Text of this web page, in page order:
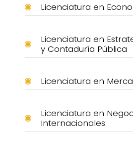
Licenciatura en
Licenciatura en
y Contaduría Pública
Licenciatura en
Licenciatura en
Internacionales